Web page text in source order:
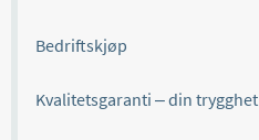
Bedriftskjøp
Kvalitetsgaranti – din trygghet